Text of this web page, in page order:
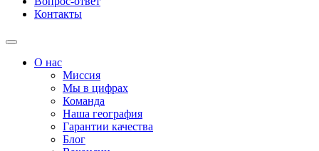
Контакты
О нас
Миссия
Мы в цифрах
Команда
Наша география
Гарантии качества
Блог